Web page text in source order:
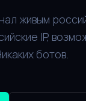
живым
IP,
ботов.